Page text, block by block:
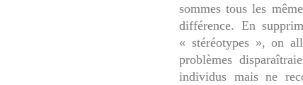
sommes tous les
différence. En
« stéréotypes », on
problèmes
individus mais ne